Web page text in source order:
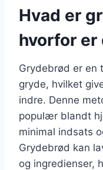
Hvad er
hvorfor
Grydebrød er en
gryde, hvilket
indre. Denne
populær blandt
minimal indsats
Grydebrød kan
og ingredienser,